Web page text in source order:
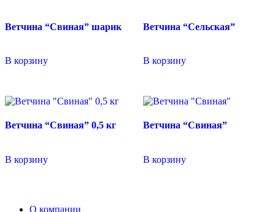
Ветчина “Свиная” шарик
В корзину
Ветчина “Сельская”
В корзину
Ветчина “Свиная” 0,5 кг
В корзину
Ветчина “Свиная”
В корзину
О компании